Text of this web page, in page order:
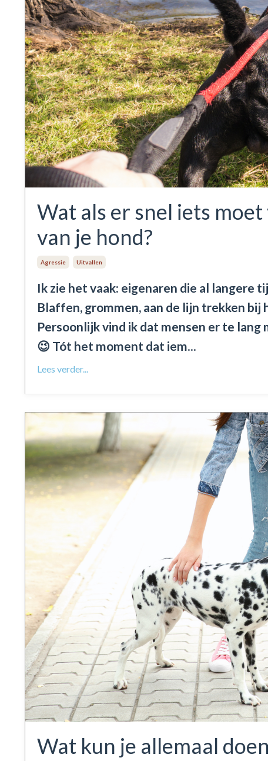
Wat als er snel iets
van je hond?
Agressie Uitvallen
Ik zie het vaak: eigenaren die al langere
Blaffen, grommen, aan de lijn trekken bij
Persoonlijk vind ik dat mensen er te
😉 Tót het moment dat iem...
Lees verder...
Wat kun je allemaal